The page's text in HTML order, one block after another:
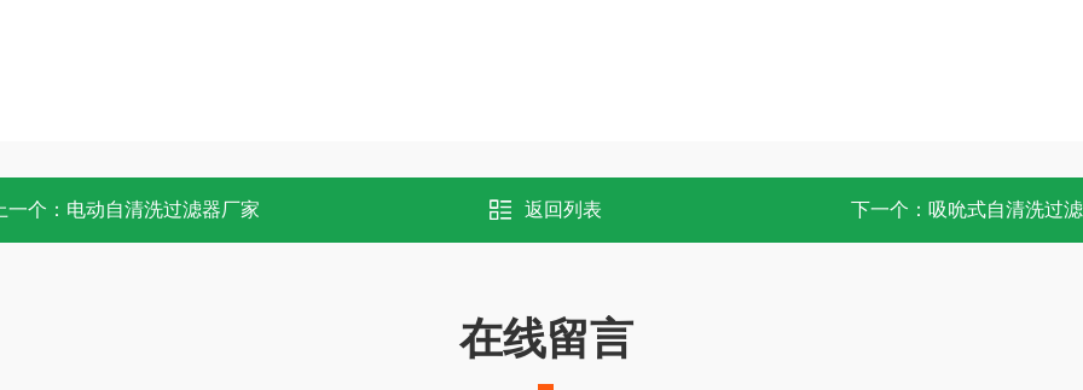
一个： 电动自清洗过滤器厂家 返回列表 下一个： 吸吮式自清洗过
在线留言